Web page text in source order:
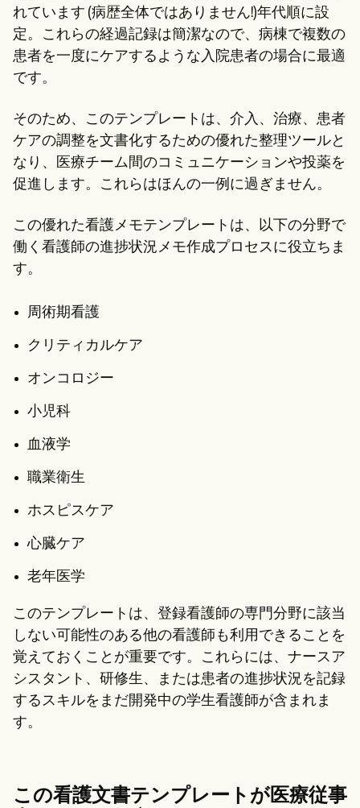
れています (病歴全体ではありません!)年代順に設
定。これらの経過記録は簡潔なので、病棟で複数の
患者を一度にケアするような入院患者の場合に最適
です。
そのため、このテンプレートは、介入、治療、患者
ケアの調整を文書化するための優れた整理ツールと
なり、医療チーム間のコミュニケーションや投薬を
促進します。これらはほんの一例に過ぎません。
この優れた看護メモテンプレートは、以下の分野で
働く看護師の進捗状況メモ作成プロセスに役立ちま
す。
周術期看護
クリティカルケア
オンコロジー
小児科
血液学
職業衛生
ホスピスケア
心臓ケア
老年医学
このテンプレートは、登録看護師の専門分野に該当
しない可能性のある他の看護師も利用できることを
覚えておくことが重要です。これらには、ナースア
シスタント、研修生、または患者の進捗状況を記録
するスキルをまだ開発中の学生看護師が含まれま
す。
この看護文書テンプレートが医療従事